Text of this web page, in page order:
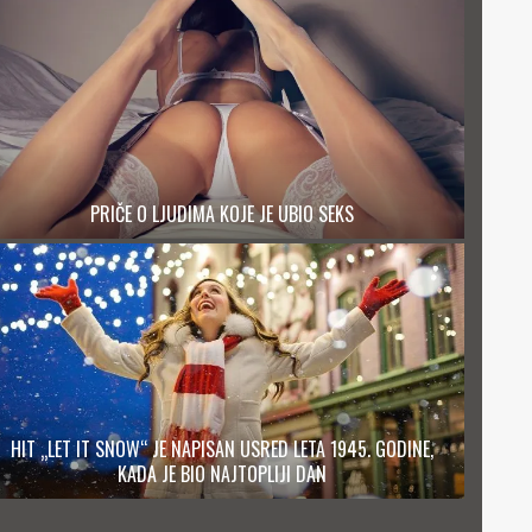
PRIČE O LJUDIMA KOJE JE UBIO SEKS
HIT „LET IT SNOW“ JE NAPISAN USRED LETA 1945. GODINE,
KADA JE BIO NAJTOPLIJI DAN